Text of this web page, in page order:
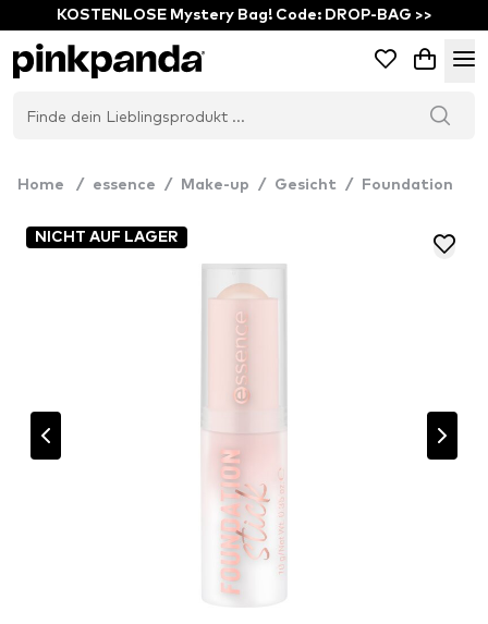
KOSTENLOSE Mystery Bag! Code: DROP-BAG >>
Home / essence / Make-up / Gesicht / Foundation
NICHT AUF LAGER